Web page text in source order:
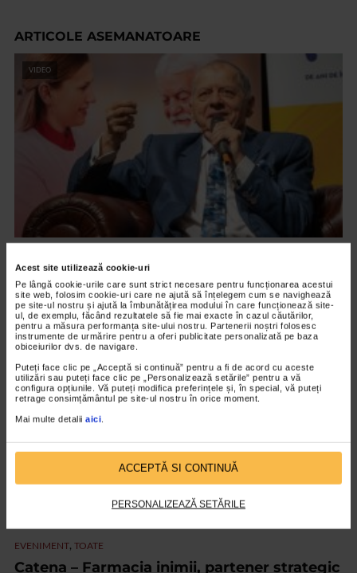
Acest site utilizează cookie-uri
Pe lângă cookie-urile care sunt strict necesare pentru funcționarea acestui
site web, folosim cookie-uri care ne ajută să înțelegem cum se navighează
pe site-ul nostru și ajută la îmbunătățirea modului în care funcționează site-
ul, de exemplu, făcând rezultatele să fie mai exacte în cazul căutărilor,
pentru a măsura performanța site-ului nostru. Partenerii noștri folosesc
instrumente de urmărire pentru a oferi publicitate personalizată pe baza
obiceiurilor dvs. de navigare.
Puteți face clic pe „Acceptă si continuă” pentru a fi de acord cu aceste
utilizări sau puteți face clic pe „Personalizează setările” pentru a vă
configura opțiunile. Vă puteți modifica preferințele și, în special, vă puteți
retrage consimțământul pe site-ul nostru în orice moment.
Mai multe detalii aici
ACCEPTĂ SI CONTINUĂ
PERSONALIZEAZĂ SETĂRILE
ARTICOLE ASEMANATOARE
VIDEO
Octavian Ursulescu, invitatul de onoare al
Galei ”Seniori de Colecție”, ediția X
2.185 vizualizari
EVENIMENT, TOATE
Catena – Farmacia inimii, partener strategic